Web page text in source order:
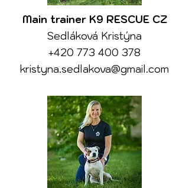
Main trainer K9 RESCUE CZ
Sedláková Kristýna
+420 773 400 378
kristyna.sedlakova@gmail.com